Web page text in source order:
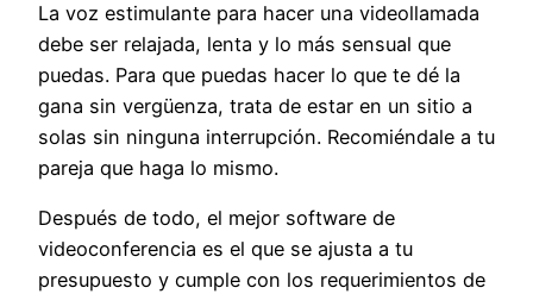
La voz estimulante para hacer una videollamada
debe ser relajada, lenta y lo más sensual que
puedas. Para que puedas hacer lo que te dé la
gana sin vergüenza, trata de estar en un sitio a
solas sin ninguna interrupción. Recomiéndale a tu
pareja que haga lo mismo.
Después de todo, el mejor software de
videoconferencia es el que se ajusta a tu
presupuesto y cumple con los requerimientos de